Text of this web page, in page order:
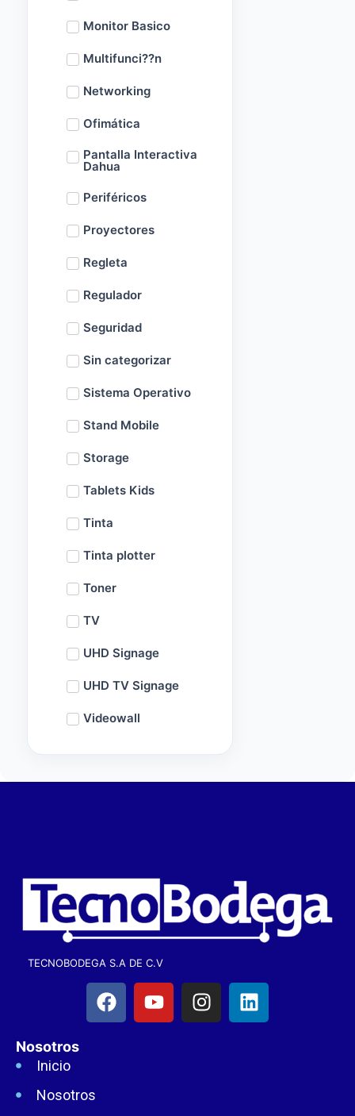
Monitor Basico
Multifunci??n
Networking
Ofimática
Pantalla Interactiva
Dahua
Periféricos
Proyectores
Regleta
Regulador
Seguridad
Sin categorizar
Sistema Operativo
Stand Mobile
Storage
Tablets Kids
Tinta
Tinta plotter
Toner
TV
UHD Signage
UHD TV Signage
Videowall
TECNOBODEGA S.A DE C.V
Nosotros
Inicio
Nosotros